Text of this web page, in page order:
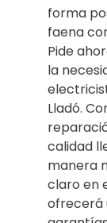
forma
faena
Pide
la
Lladó.
calidad
manera
claro en
ofrecerá